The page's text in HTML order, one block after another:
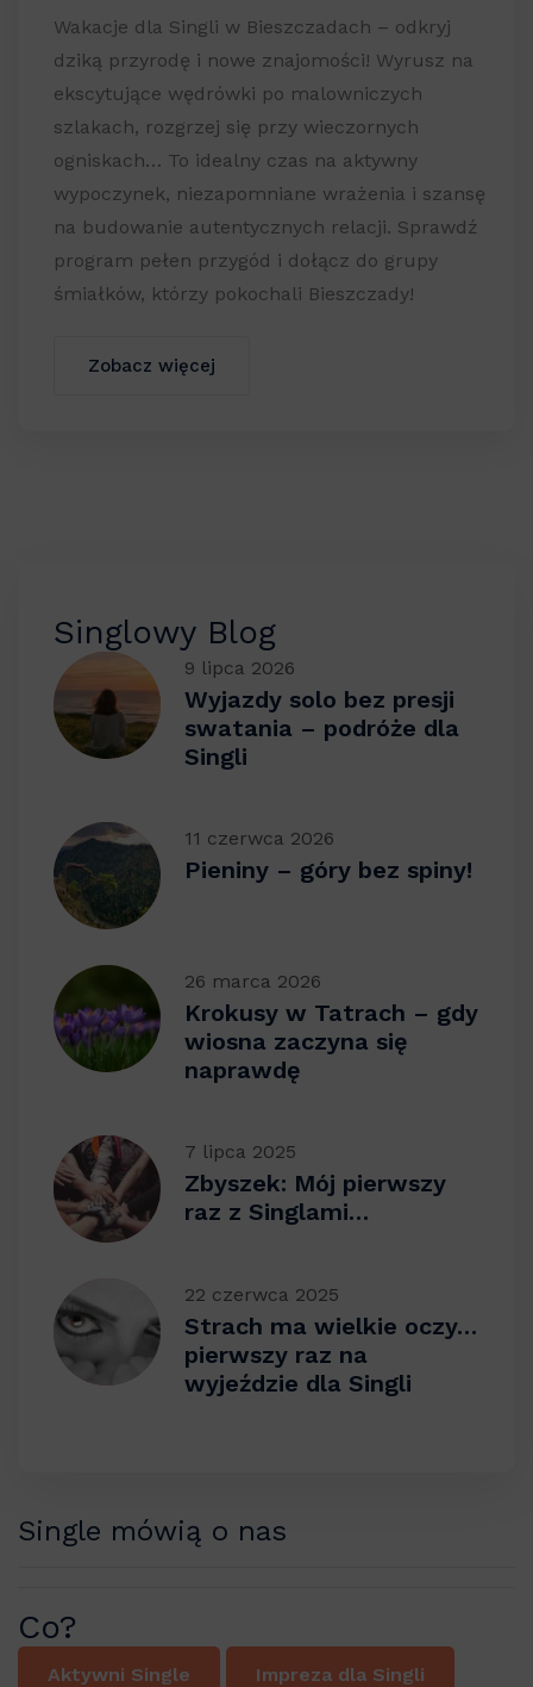
Wakacje dla Singli w Bieszczadach – odkryj
dziką przyrodę i nowe znajomości! Wyrusz na
ekscytujące wędrówki po malowniczych
szlakach, rozgrzej się przy wieczornych
ogniskach… To idealny czas na aktywny
wypoczynek, niezapomniane wrażenia i szansę
na budowanie autentycznych relacji. Sprawdź
program pełen przygód i dołącz do grupy
śmiałków, którzy pokochali Bieszczady!
Zobacz więcej
Singlowy Blog
9 lipca 2026
Wyjazdy solo bez presji
swatania – podróże dla
Singli
11 czerwca 2026
Pieniny – góry bez spiny!
26 marca 2026
Krokusy w Tatrach – gdy
wiosna zaczyna się
naprawdę
7 lipca 2025
Zbyszek: Mój pierwszy
raz z Singlami…
22 czerwca 2025
Strach ma wielkie oczy…
pierwszy raz na
wyjeździe dla Singli
Single mówią o nas
Co?
Aktywni Single Impreza dla Singli